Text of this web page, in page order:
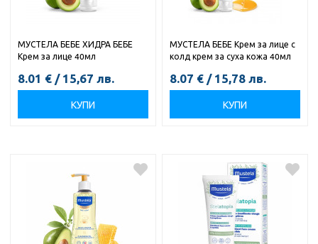
МУСТЕЛА БЕБЕ ХИДРА БЕБЕ
Крем за лице 40мл
8.01 € / 15,67 лв.
КУПИ
МУСТЕЛА БЕБЕ Крем за лице с
колд крем за суха кожа 40мл
8.07 € / 15,78 лв.
КУПИ